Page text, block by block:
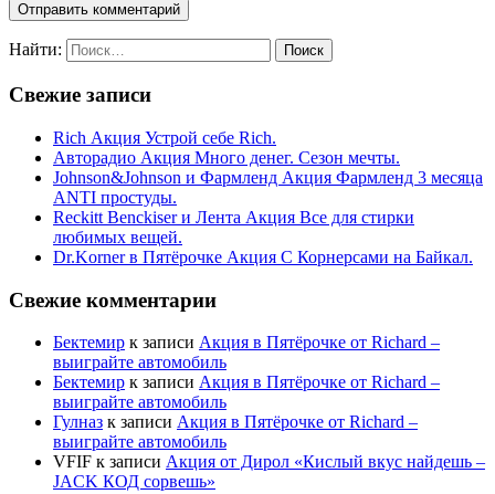
Найти:
Свежие записи
Rich Акция Устрой себе Rich.
Авторадио Акция Много денег. Сезон мечты.
Johnson&Johnson и Фармленд Акция Фармленд 3 месяца
ANTI простуды.
Reckitt Benckiser и Лента Акция Все для стирки
любимых вещей.
Dr.Korner в Пятёрочке Акция С Корнерсами на Байкал.
Свежие комментарии
Бектемир к записи Акция в Пятёрочке от Richard –
выиграйте автомобиль
Бектемир к записи Акция в Пятёрочке от Richard –
выиграйте автомобиль
Гулназ к записи Акция в Пятёрочке от Richard –
выиграйте автомобиль
VFIF к записи Акция от Дирол «Кислый вкус найдешь –
JACK КОД сорвешь»